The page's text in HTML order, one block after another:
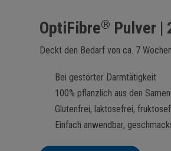
OptiFibre® Pulver |
Deckt den Bedarf von ca. 7 Wochen
Bei gestörter Darmtätigkeit
100% pflanzlich aus den
Glutenfrei, laktosefrei,
Einfach anwendbar,